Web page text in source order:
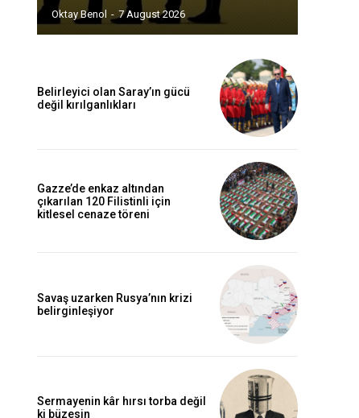
Oktay Benol - 7 August 2026
Belirleyici olan Saray’ın gücü
değil kırılganlıkları
Gazze’de enkaz altından
çıkarılan 120 Filistinli için
kitlesel cenaze töreni
Savaş uzarken Rusya’nın krizi
belirginleşiyor
Sermayenin kâr hırsı torba değil
ki büzesin